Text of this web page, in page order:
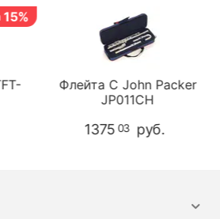
15%
Флейта C John Packer
JP011CH
1375 03 руб.